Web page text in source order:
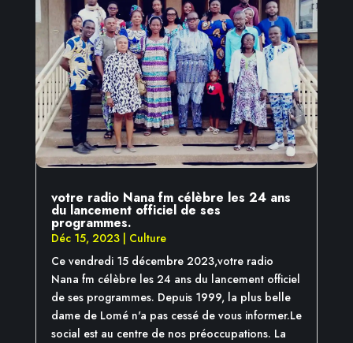
votre radio Nana fm célèbre les 24 ans
du lancement officiel de ses
programmes.
Déc 15, 2023| Culture
Ce vendredi 15 décembre 2023,votre radio
Nana fm célèbre les 24 ans du lancement officiel
de ses programmes. Depuis 1999, la plus belle
dame de Lomé n'a pas cessé de vous informer.Le
social est au centre de nos préoccupations. La